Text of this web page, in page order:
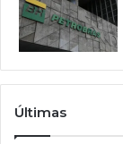
Últimas